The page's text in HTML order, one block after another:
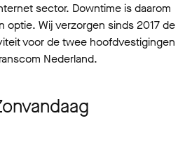
sector. Downtime is daarom
optie. Wij verzorgen sinds 2017 de
voor de twee hoofdvestigingen
Nederland.